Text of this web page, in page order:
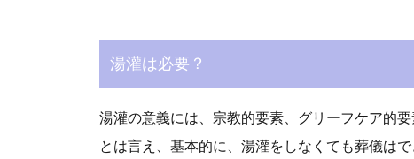
湯灌は必要？
湯灌の意義には、宗教的要素、グリーフケア的要
とは言え、基本的に、湯灌をしなくても葬儀は